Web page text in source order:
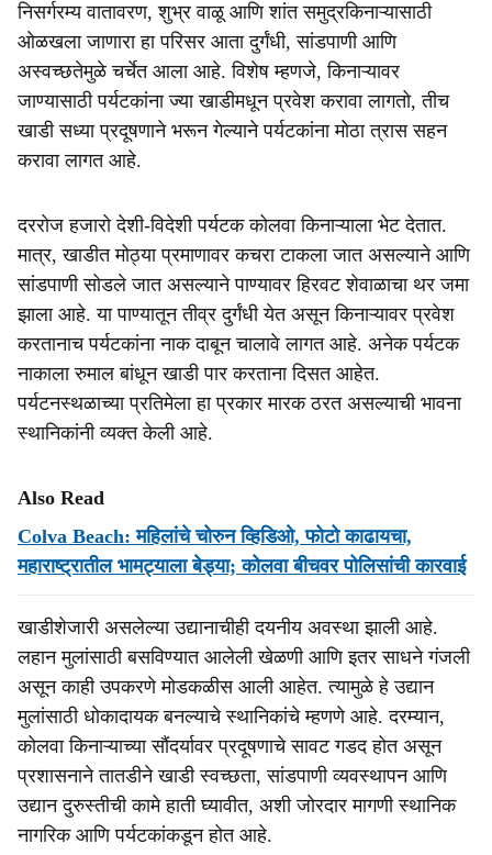
e
निसर्गरम्य वातावरण, शुभ्र वाळू आणि शांत समुद्रकिनाऱ्यासाठी
ओळखला जाणारा हा परिसर आता दुर्गंधी, सांडपाणी आणि
अस्वच्छतेमुळे चर्चेत आला आहे. विशेष म्हणजे, किनाऱ्यावर
जाण्यासाठी पर्यटकांना ज्या खाडीमधून प्रवेश करावा लागतो, तीच
खाडी सध्या प्रदूषणाने भरून गेल्याने पर्यटकांना मोठा त्रास सहन
करावा लागत आहे.
दररोज हजारो देशी-विदेशी पर्यटक कोलवा किनाऱ्याला भेट देतात.
मात्र, खाडीत मोठ्या प्रमाणावर कचरा टाकला जात असल्याने आणि
सांडपाणी सोडले जात असल्याने पाण्यावर हिरवट शेवाळाचा थर जमा
झाला आहे. या पाण्यातून तीव्र दुर्गंधी येत असून किनाऱ्यावर प्रवेश
करतानाच पर्यटकांना नाक दाबून चालावे लागत आहे. अनेक पर्यटक
नाकाला रुमाल बांधून खाडी पार करताना दिसत आहेत.
पर्यटनस्थळाच्या प्रतिमेला हा प्रकार मारक ठरत असल्याची भावना
स्थानिकांनी व्यक्त केली आहे.
Also Read
Colva Beach: महिलांचे चोरुन व्हिडिओ, फोटो काढायचा,
महाराष्ट्रातील भामट्याला बेड्या; कोलवा बीचवर पोलिसांची कारवाई
खाडीशेजारी असलेल्या उद्यानाचीही दयनीय अवस्था झाली आहे.
लहान मुलांसाठी बसविण्यात आलेली खेळणी आणि इतर साधने गंजली
असून काही उपकरणे मोडकळीस आली आहेत. त्यामुळे हे उद्यान
मुलांसाठी धोकादायक बनल्याचे स्थानिकांचे म्हणणे आहे. दरम्यान,
कोलवा किनाऱ्याच्या सौंदर्यावर प्रदूषणाचे सावट गडद होत असून
प्रशासनाने तातडीने खाडी स्वच्छता, सांडपाणी व्यवस्थापन आणि
उद्यान दुरुस्तीची कामे हाती घ्यावीत, अशी जोरदार मागणी स्थानिक
नागरिक आणि पर्यटकांकडून होत आहे.